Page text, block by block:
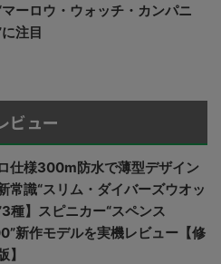
マーロウ・ウォッチ・カンパニ
に注目
ビュー
仕様300m防水で薄型デザイン
新常識“スリム・ダイバーズウオッ
種】スピニカー“スペンス
新作モデルを実機レビュー【修
】